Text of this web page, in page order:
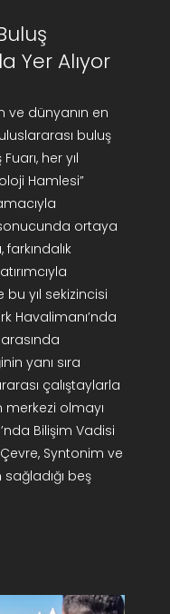
Yer Alıyor
ve dünyanın en
buluş
her yıl
Hamlesi”
ortaya
farkındalık
yıl sekizincisi
Havalimanı’nda
yanı sıra
çalıştaylarla
olmayı
Bilişim Vadisi
Syntonim ve
sağladığı beş